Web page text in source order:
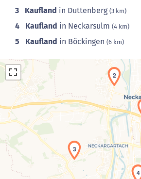
3 Kaufland in Duttenberg (3 km)
4 Kaufland in Neckarsulm (4 km)
5 Kaufland in Böckingen (6 km)
Laden der Karte...
2
3
4